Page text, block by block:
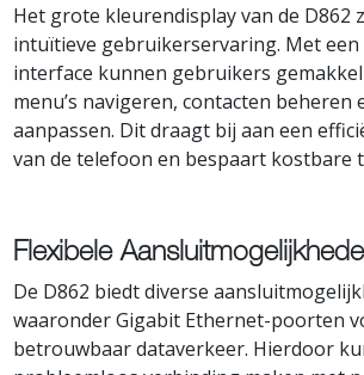
Het grote kleurendisplay van de D862
intuïtieve gebruikerservaring. Met
interface kunnen gebruikers
menu’s navigeren, contacten beheren
aanpassen. Dit draagt bij aan een
van de telefoon en bespaart kostbare
Flexibele
De D862 biedt diverse
waaronder Gigabit Ethernet-poorten
betrouwbaar dataverkeer. Hierdoor